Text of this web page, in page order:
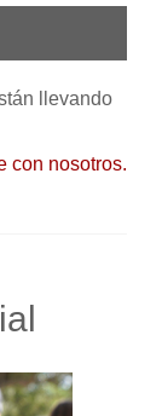
llevando
con nosotros.